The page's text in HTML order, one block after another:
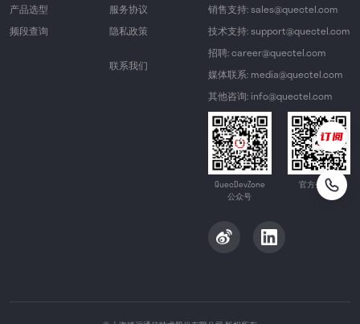
产品选型
频段查询
服务协议
隐私政策
联系我们
销售支持: sales@quectel.com
技术支持: support@quectel.com
招聘: career@quectel.com
媒体联系: media@quectel.com
其他咨询: info@quectel.com
QuecDevZone
公众号
官方公众号